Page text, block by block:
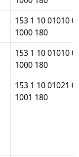
153 1 10 01010
1000 180
153 1 10 01010
1000 180
153 1 10 01021
1001 180